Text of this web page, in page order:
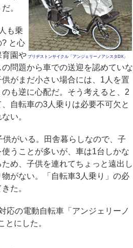
ブリヂストンサイクル「アンジェリーノアシスタDX」
。
も乗
? と心
育園や
問題から車での送迎を認めていな
がまだ小さい場合には、1人を置
も逆に心配だ。そう考えると、2
自転車の3人乗りは必要不可欠と
い。
がいる。田舎暮らしなので、子
うことが多いが、車は1台しかな
め、子供を連れてちょっと遠出し
がない。「自転車3人乗り」の必
た。
応の電動自転車「アンジェリーノ
とにした。